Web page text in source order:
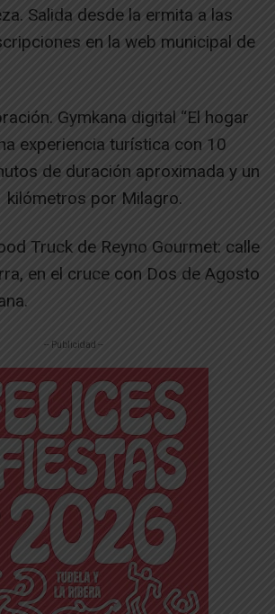
Salida desde la ermita a las
en la web municipal de
Gymkana digital “El hogar
experiencia turística con 10
de duración aproximada y un
kilómetros por Milagro.
Truck de Reyno Gourmet: calle
en el cruce con Dos de Agosto
-- Publicidad --